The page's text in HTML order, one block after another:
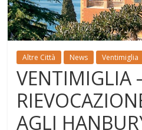
Altre Città News Ventimiglia
VENTIMIGLIA
AGLI